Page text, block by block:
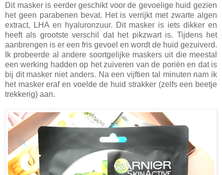
Dit masker is eerder geschikt voor de gevoelige huid gezien
het geen parabenen bevat. Het is verrijkt met zwarte algen
extract, LHA en hyaluronzuur. Dit masker is iets dikker en
heeft als grootste verschil dat het pikzwart is. Tijdens het
aanbrengen is er een fris gevoel en wordt de huid gezuiverd.
Ik probeerde al andere soortgelijke maskers uit die meestal
een werking hadden op het zuiveren van de poriën en dat is
bij dit masker niet anders. Na een vijftien tal minuten nam ik
het masker eraf en voelde de huid strakker (zelfs een beetje
trekkerig) aan.